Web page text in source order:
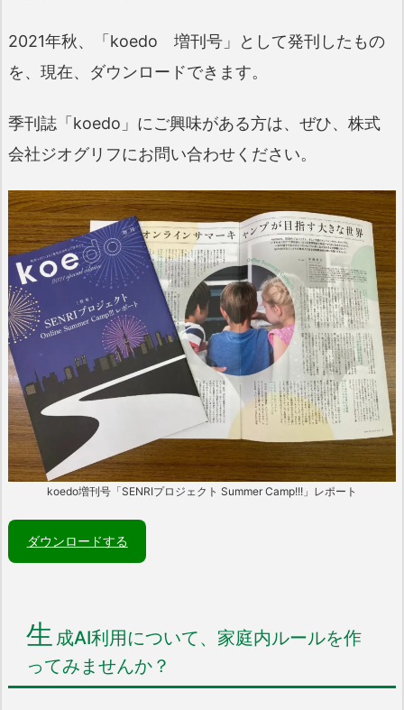
2021年秋、「koedo 増刊号」として発刊したもの
を、現在、ダウンロードできます。
季刊誌「koedo」にご興味がある方は、ぜひ、株式
会社ジオグリフにお問い合わせください。
koedo増刊号「SENRIプロジェクト Summer Camp!!!」レポート
ダウンロードする
生 成AI利用について、家庭内ルールを作
ってみませんか？